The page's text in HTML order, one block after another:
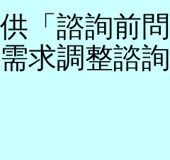
「諮詢前
求調整諮